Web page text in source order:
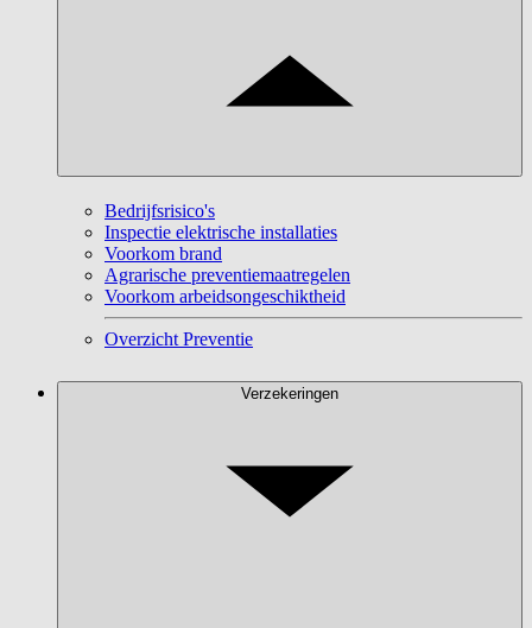
Bedrijfsrisico's
Inspectie elektrische installaties
Voorkom brand
Agrarische preventiemaatregelen
Voorkom arbeidsongeschiktheid
Overzicht Preventie
Verzekeringen